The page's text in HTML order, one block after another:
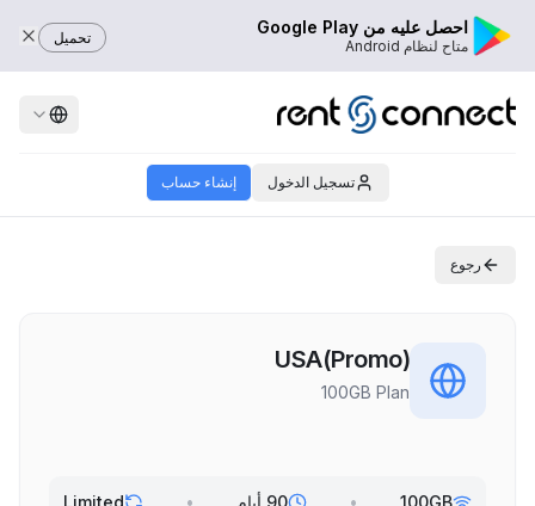
احصل عليه من Google Play
متاح لنظام Android تحميل
تسجيل الدخول إنشاء حساب
رجوع
USA(Promo)
100GB Plan
100GB
• 90 أيام •
Limited